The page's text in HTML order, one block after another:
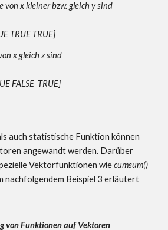
von x kleiner bzw. gleich y sind
TRUE TRUE]
x gleich z sind
FALSE TRUE]
auch statistische Funktion können
angewandt werden. Darüber
Vektorfunktionen wiecumsum()
nachfolgendem Beispiel 3 erläutert
von Funktionen auf Vektoren